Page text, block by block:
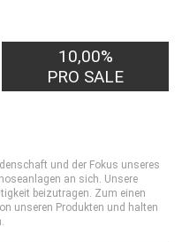
10,00%
PRO SALE
und der Fokus unseres
an sich. Unsere
beizutragen. Zum einen
unseren Produkten und halten